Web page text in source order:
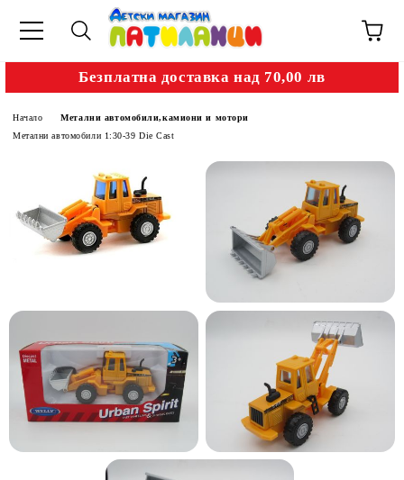
Безплатна доставка над 70,00 лв
Начало
Метални автомобили,камиони и мотори
Метални автомобили 1:30-39 Die Cast